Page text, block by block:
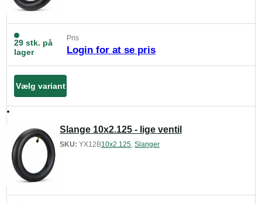
29 stk. på
lager
Pris
Login for at se pris
Vælg variant
Slange 10x2.125 - lige ventil
SKU: YX12B10x2.125, Slanger